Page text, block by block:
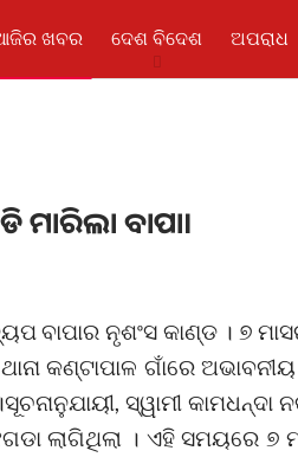
ଖବର ଦେଶ ବିଦେଶ ଅପରାଧ
ମାରିଲା ବାପା।
ବାପାର ନୃଶଂସ କାଣ୍ଡ । ୭
କଣ୍ଟାପାଳ ଗାଁରେ
ସ୍ୱାମୀ
ଲାଗିଥିଲା । ଏହି ସମୟରେ ୭